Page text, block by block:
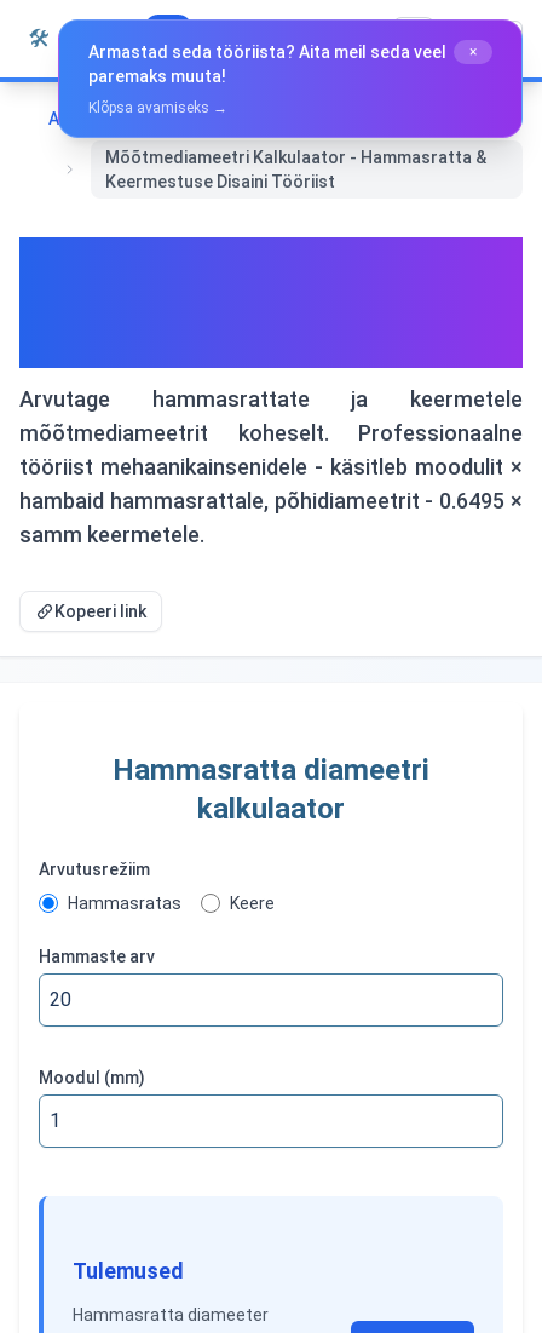
Liigu sisu juurde
🛠️ Eesti
Avaleht
Matemaatika ja Geomeetria
Mõõtmediameetri Kalkulaator - Hammasratta &
Keermestuse Disaini Tööriist
Arvutage hammasrattate ja keermetele
mõõtmediameetrit koheselt. Professionaalne
tööriist mehaanikainsenidele - käsitleb moodulit ×
hambaid hammasrattale, põhidiameetrit - 0.6495 ×
samm keermetele.
Kopeeri link
Hammasratta diameetri
kalkulaator
Arvutusrežiim
Hammasratas
Keere
Hammaste arv
Moodul (mm)
Tulemused
Hammasratta diameeter
Armastad seda tööriista? Aita meil seda veel
paremaks muuta!
×
Klõpsa avamiseks →